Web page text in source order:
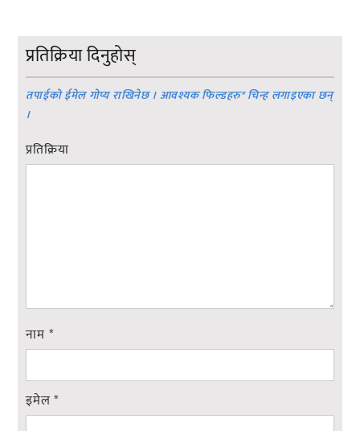
प्रतिक्रिया दिनुहोस्
तपाईको ईमेल गोप्य राखिनेछ । आवश्यक फिल्डहरु*चिन्ह लगाइएका छन्
।
प्रतिक्रिया
नाम *
इमेल*